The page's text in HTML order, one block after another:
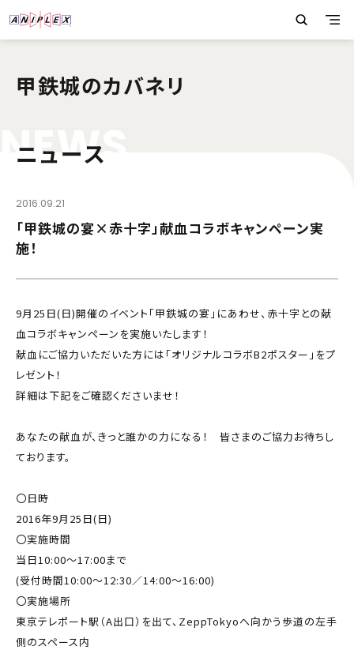
甲鉄城のカバネリ
NEWS
ニュース
2016.09.21
「甲鉄城の宴×赤十字」献血コラボキャンペーン実
施！
9月25日(日)開催のイベント「甲鉄城の宴」にあわせ、赤十字との献
血コラボキャンペーンを実施いたします！
献血にご協力いただいた方には「オリジナルコラボB2ポスター」をプ
レゼント！
詳細は下記をご確認くださいませ！
あなたの献血が、きっと誰かの力になる！ 皆さまのご協力お待ちし
ております。
〇日時
2016年9月25日(日)
〇実施時間
当日10:00～17:00まで
(受付時間10:00～12:30／14:00～16:00)
〇実施場所
東京テレポート駅（A出口）を出て、ZeppTokyoへ向かう歩道の左手
側のスペース内